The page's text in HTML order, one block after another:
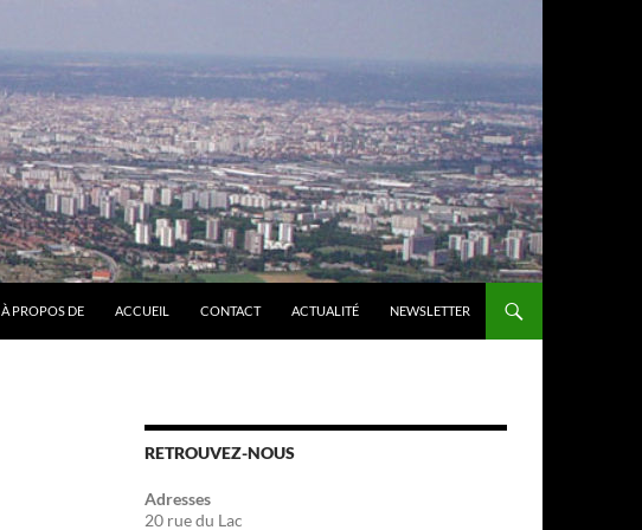
À PROPOS DE ACCUEIL CONTACT ACTUALITÉ NEWSLETTER
RETROUVEZ-NOUS
Adresses
20 rue du Lac